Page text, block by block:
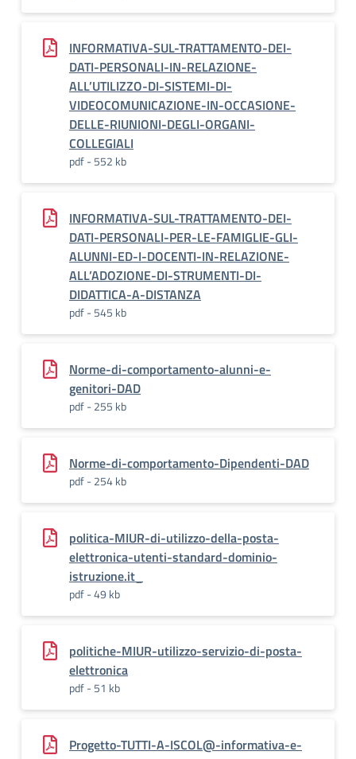
INFORMATIVA-SUL-TRATTAMENTO-DEI-
DATI-PERSONALI-IN-RELAZIONE-
ALL’UTILIZZO-DI-SISTEMI-DI-
VIDEOCOMUNICAZIONE-IN-OCCASIONE-
DELLE-RIUNIONI-DEGLI-ORGANI-
COLLEGIALI
pdf - 552 kb
INFORMATIVA-SUL-TRATTAMENTO-DEI-
DATI-PERSONALI-PER-LE-FAMIGLIE-GLI-
ALUNNI-ED-I-DOCENTI-IN-RELAZIONE-
ALL’ADOZIONE-DI-STRUMENTI-DI-
DIDATTICA-A-DISTANZA
pdf - 545 kb
Norme-di-comportamento-alunni-e-
genitori-DAD
pdf - 255 kb
Norme-di-comportamento-Dipendenti-DAD
pdf - 254 kb
politica-MIUR-di-utilizzo-della-posta-
elettronica-utenti-standard-dominio-
istruzione.it_
pdf - 49 kb
politiche-MIUR-utilizzo-servizio-di-posta-
elettronica
pdf - 51 kb
Progetto-TUTTI-A-ISCOL@-informativa-e-